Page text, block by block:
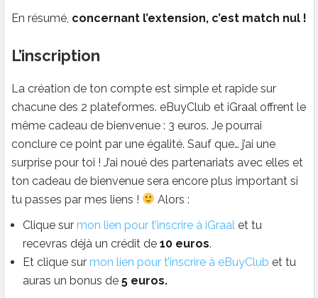
En résumé, concernant l’extension, c’est match nul !
L’inscription
La création de ton compte est simple et rapide sur
chacune des 2 plateformes. eBuyClub et iGraal offrent le
même cadeau de bienvenue : 3 euros. Je pourrai
conclure ce point par une égalité. Sauf que… j’ai une
surprise pour toi ! J’ai noué des partenariats avec elles et
ton cadeau de bienvenue sera encore plus important si
tu passes par mes liens !
Alors :
Clique sur mon lien pour t’inscrire à iGraal et tu
recevras déjà un crédit de 10 euros.
Et clique sur mon lien pour t’inscrire à eBuyClub et tu
auras un bonus de 5 euros.